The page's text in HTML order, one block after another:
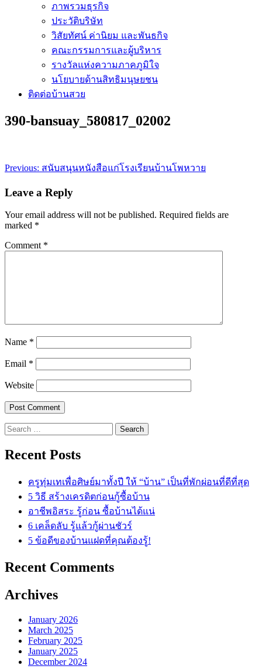
ภาพรวมธุรกิจ
ประวัติบริษัท
วิสัยทัศน์ ค่านิยม และพันธกิจ
คณะกรรมการและผู้บริหาร
รางวัลแห่งความภาคภูมิใจ
นโยบายด้านสิทธิมนุษยชน
ติดต่อบ้านสวย
390-bansuay_580817_02002
Post
Previous: สนับสนุนหนังสือแก่โรงเรียนบ้านโพหวาย
Leave a Reply
Your email address will not be published. Required fields are
marked *
Comment *
Name *
Email *
Website
Search
for:
Recent Posts
ครูทุ่มเทเพื่อศิษย์มาทั้งปี ให้ “บ้าน” เป็นที่พักผ่อนที่ดีที่สุด
5 วิธี สร้างเครดิตก่อนกู้ซื้อบ้าน
อาชีพอิสระ รู้ก่อน ซื้อบ้านได้แน่
6 เคล็ดลับ รู้แล้วกู้ผ่านชัวร์
5 ข้อดีของบ้านแฝดที่คุณต้องรู้!
Recent Comments
Archives
January 2026
March 2025
February 2025
January 2025
December 2024